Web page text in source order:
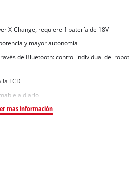
X-Change, requiere 1 batería de 18V
y mayor autonomía
de Bluetooth: control individual del robot
LCD
a diario
mas información